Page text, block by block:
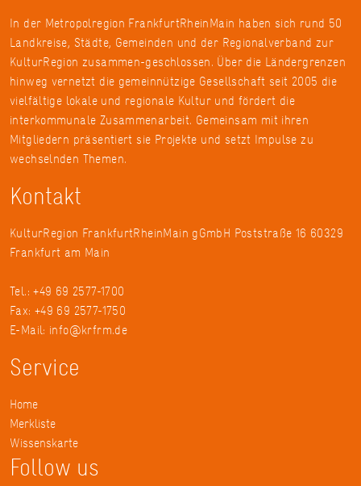
In der Metropolregion FrankfurtRheinMain haben sich rund 50
Landkreise, Städte, Gemeinden und der Regionalverband zur
KulturRegion zusammen-geschlossen. Über die Ländergrenzen
hinweg vernetzt die gemeinnützige Gesellschaft seit 2005 die
vielfältige lokale und regionale Kultur und fördert die
interkommunale Zusammenarbeit. Gemeinsam mit ihren
Mitgliedern präsentiert sie Projekte und setzt Impulse zu
wechselnden Themen.
Kontakt
KulturRegion FrankfurtRheinMain gGmbH Poststraße 16 60329
Frankfurt am Main
Tel.: +49 69 2577-1700
Fax: +49 69 2577-1750
E-Mail: info@krfrm.de
Service
Home
Merkliste
Wissenskarte
Follow us